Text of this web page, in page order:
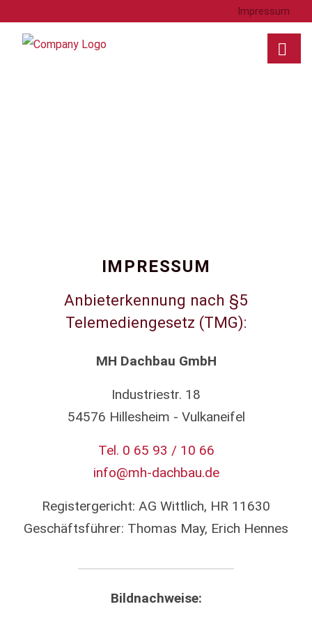
Impressum
IMPRESSUM
Anbieterkennung nach §5
Telemediengesetz (TMG):
MH Dachbau GmbH
Industriestr. 18
54576 Hillesheim - Vulkaneifel
Tel. 0 65 93 / 10 66
info@mh-dachbau.de
Registergericht: AG Wittlich, HR 11630
Geschäftsführer: Thomas May, Erich Hennes
Bildnachweise: